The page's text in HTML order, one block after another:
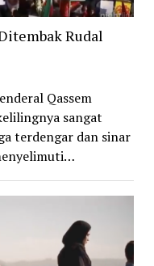
Rudal
Qassem
sangat
terdengar dan sinar